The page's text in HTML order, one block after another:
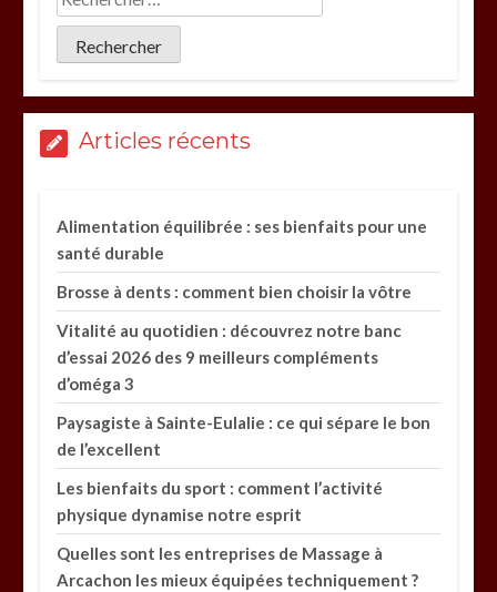
Articles récents
Alimentation équilibrée : ses bienfaits pour une
santé durable
Brosse à dents : comment bien choisir la vôtre
Vitalité au quotidien : découvrez notre banc
d’essai 2026 des 9 meilleurs compléments
d’oméga 3
Paysagiste à Sainte-Eulalie : ce qui sépare le bon
de l’excellent
Les bienfaits du sport : comment l’activité
physique dynamise notre esprit
Quelles sont les entreprises de Massage à
Arcachon les mieux équipées techniquement ?